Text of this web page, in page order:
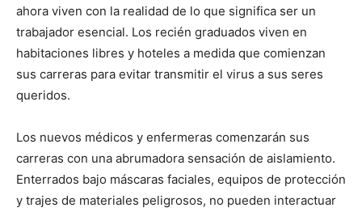
ahora viven con la realidad de lo que significa ser un
trabajador esencial. Los recién graduados viven en
habitaciones libres y hoteles a medida que comienzan
sus carreras para evitar transmitir el virus a sus seres
queridos.
Los nuevos médicos y enfermeras comenzarán sus
carreras con una abrumadora sensación de aislamiento.
Enterrados bajo máscaras faciales, equipos de protección
y trajes de materiales peligrosos, no pueden interactuar